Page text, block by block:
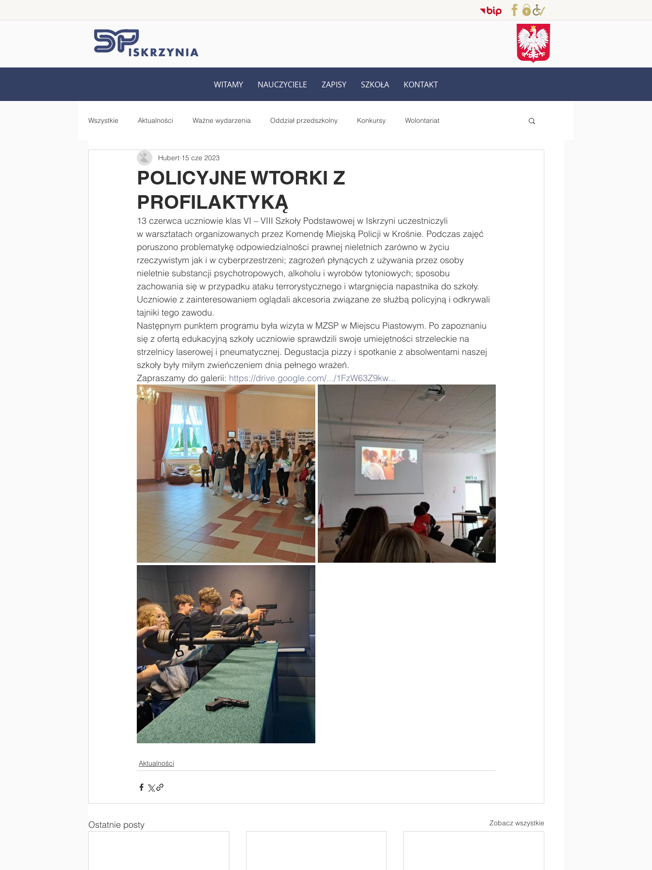
WITAMY NAUCZYCIELE ZAPISY SZKOŁA KONTAKT
Wszystkie Aktualności Ważne wydarzenia Oddział przedszkolny Konkursy Wolontariat
Samorząd Uczniowski Rada Rodziców
Zdrowo jem, więcej wiem - projekt Starsi czytają młodszym - projekt
#Laboratoria Przyszłości Zawody Zawody sportowe #Poznaj Polskę Urodziny
POLICYJNE WTORKI Z
PROFILAKTYKĄ
Hubert 15 cze 2023
13 czerwca uczniowie klas VI – VIII Szkoły Podstawowej w Iskrzyni uczestniczyli
w warsztatach organizowanych przez Komendę Miejską Policji w Krośnie. Podczas zajęć
poruszono problematykę odpowiedzialności prawnej nieletnich zarówno w życiu
rzeczywistym jak i w cyberprzestrzeni; zagrożeń płynących z używania przez osoby
nieletnie substancji psychotropowych, alkoholu i wyrobów tytoniowych; sposobu
zachowania się w przypadku ataku terrorystycznego i wtargnięcia napastnika do szkoły.
Uczniowie z zainteresowaniem oglądali akcesoria związane ze służbą policyjną i odkrywali
tajniki tego zawodu.
Następnym punktem programu była wizyta w MZSP w Miejscu Piastowym. Po zapoznaniu
się z ofertą edukacyjną szkoły uczniowie sprawdzili swoje umiejętności strzeleckie na
strzelnicy laserowej i pneumatycznej. Degustacja pizzy i spotkanie z absolwentami naszej
szkoły były miłym zwieńczeniem dnia pełnego wrażeń.
Zapraszamy do galerii: https://drive.google.com/.../1FzW63Z9kw...
Aktualności
Ostatnie posty Zobacz wszystkie